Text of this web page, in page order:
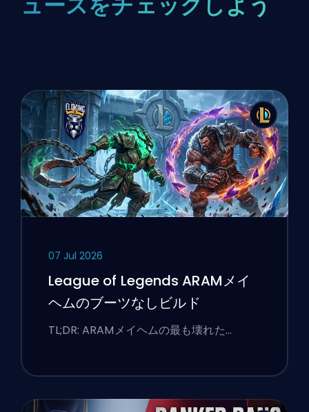
07 Jul 2026
League of Legends ARAMメイ
ヘムのブーツなしビルド
TL;DR: ARAMメイヘムの最も壊れた…